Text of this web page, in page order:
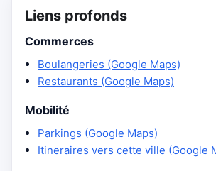
Liens profonds
Commerces
Boulangeries (Google Maps)
Restaurants (Google Maps)
Mobilité
Parkings (Google Maps)
Itineraires vers cette ville (Google